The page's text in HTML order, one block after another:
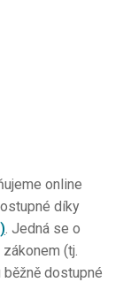
online
díky
. Jedná se o
(tj.
dostupné